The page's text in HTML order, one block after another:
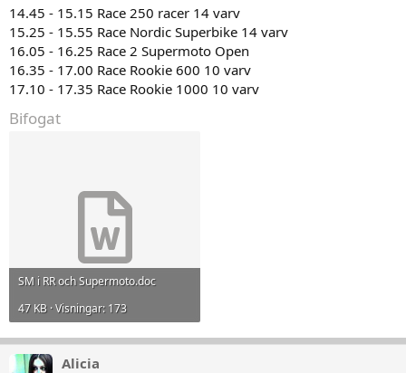
14.45 - 15.15 Race 250 racer 14 varv
15.25 - 15.55 Race Nordic Superbike 14 varv
16.05 - 16.25 Race 2 Supermoto Open
16.35 - 17.00 Race Rookie 600 10 varv
17.10 - 17.35 Race Rookie 1000 10 varv
Bifogat
SM i RR och Supermoto.doc
47 KB · Visningar: 173
Alicia